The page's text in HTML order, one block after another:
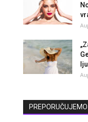
PREPORUČUJEMO